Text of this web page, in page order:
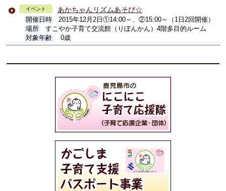
イベント あかちゃんリズムあそび☆
開催日時
2015年12月2日①14:00～、②15:00～（1日2回開催）
場所
すこやか子育て交流館（りぼんかん）4階多目的ルーム
対象年齢
0歳